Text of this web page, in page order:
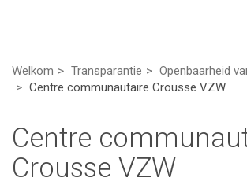
Welkom Transparantie
Openbaarheid
Centre communautaire Crousse VZW
Centre
Crousse VZW